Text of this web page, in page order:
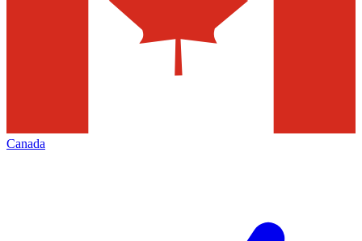
Canada